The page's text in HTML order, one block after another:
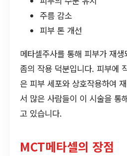
주름 감소
피부 톤 개선
메타셀주사를 통해 피부가 재
좀의 작용 덕분입니다. 피부에
은 피부 세포와 상호작용하여
서 많은 사람들이 이 시술을 통
고 있습니다.
MCT메타셀의 장점